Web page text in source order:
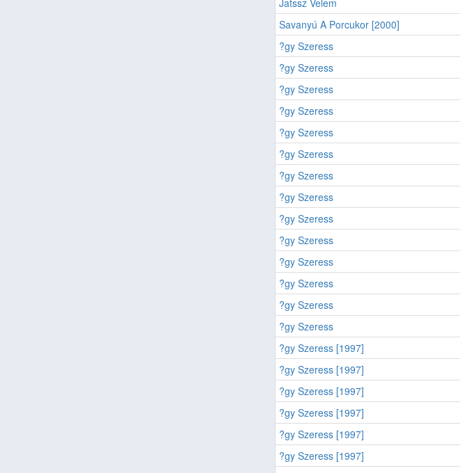
Savanyú A Porcukor [2000]
?gy Szeress
?gy Szeress
?gy Szeress
?gy Szeress
?gy Szeress
?gy Szeress
?gy Szeress
?gy Szeress
?gy Szeress
?gy Szeress
?gy Szeress
?gy Szeress
?gy Szeress
?gy Szeress
?gy Szeress [1997]
?gy Szeress [1997]
?gy Szeress [1997]
?gy Szeress [1997]
?gy Szeress [1997]
?gy Szeress [1997]